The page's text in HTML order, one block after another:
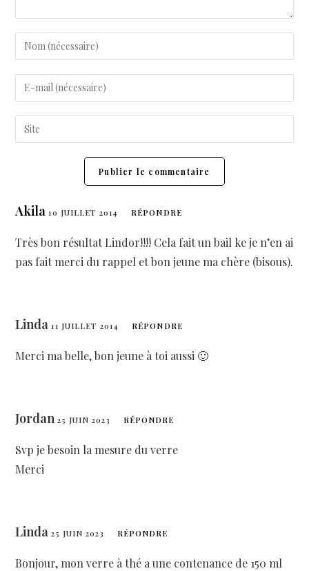
Akila 10 JUILLET 2014 RÉPONDRE
Très bon résultat Lindor!!!! Cela fait un bail ke je n’en ai
pas fait merci du rappel et bon jeune ma chère (bisous).
Linda11 JUILLET 2014 RÉPONDRE
Merci ma belle, bon jeune à toi aussi 🙂
Jordan25 JUIN 2023 RÉPONDRE
Svp je besoin la mesure du verre
Merci
Linda25 JUIN 2023 RÉPONDRE
Bonjour, mon verre à thé a une contenance de 150 ml